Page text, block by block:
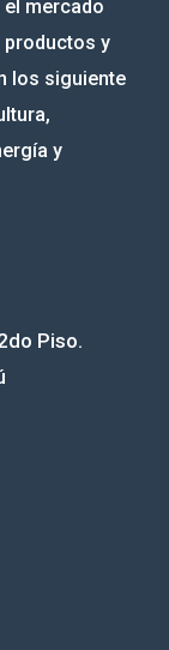
mercado
productos y
los siguiente
y
Piso.